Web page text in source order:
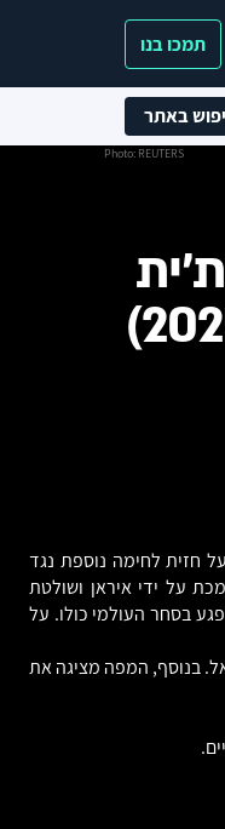
תמכו בנו
באתר
Photo: REUTERS
על חזית לחימה נוספת נגד
על ידי איראן ושולטת
בסחר העולמי כולו. על
תקיפות צה"ל בתימן, כ-1700 ק"מ מגבולות ישראל. בנוסף, המפה מציגה את